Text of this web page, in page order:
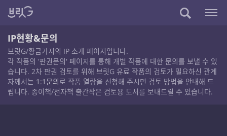
IP현황&문의
브릿G/황금가지의 IP 소개 페이지입니다.
각 작품의 '판권문의' 페이지를 통해 개별 작품에 대한 문의를 보낼 수 있
습니다. 2차 판권 검토를 위해 브릿G 유료 작품의 검토가 필요하신 관계
자께서는 1:1문의로 작품 열람을 신청해 주시면 검토 방법을 안내해 드
립니다. 종이책/전자책 출간작은 검토용 도서를 보내드릴 수 있습니다.